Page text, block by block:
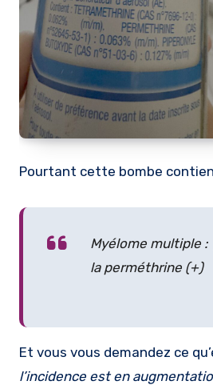
Pourtant cette bombe
Myélome multiple
la perméthrine (+)
Et vous vous demandez ce
l’incidence est en